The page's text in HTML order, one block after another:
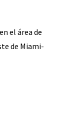
el área de
de Miami-